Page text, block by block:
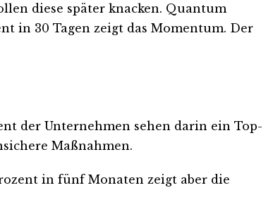
diese später knacken. Quantum
in 30 Tagen zeigt das Momentum. Der
der Unternehmen sehen darin ein Top-
Maßnahmen.
in fünf Monaten zeigt aber die